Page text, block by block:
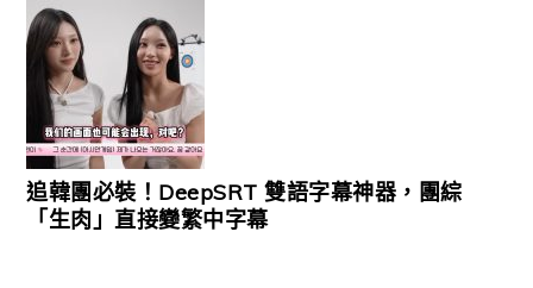
追韓團必裝！DeepSRT 雙語字幕神器，團綜
「生肉」直接變繁中字幕